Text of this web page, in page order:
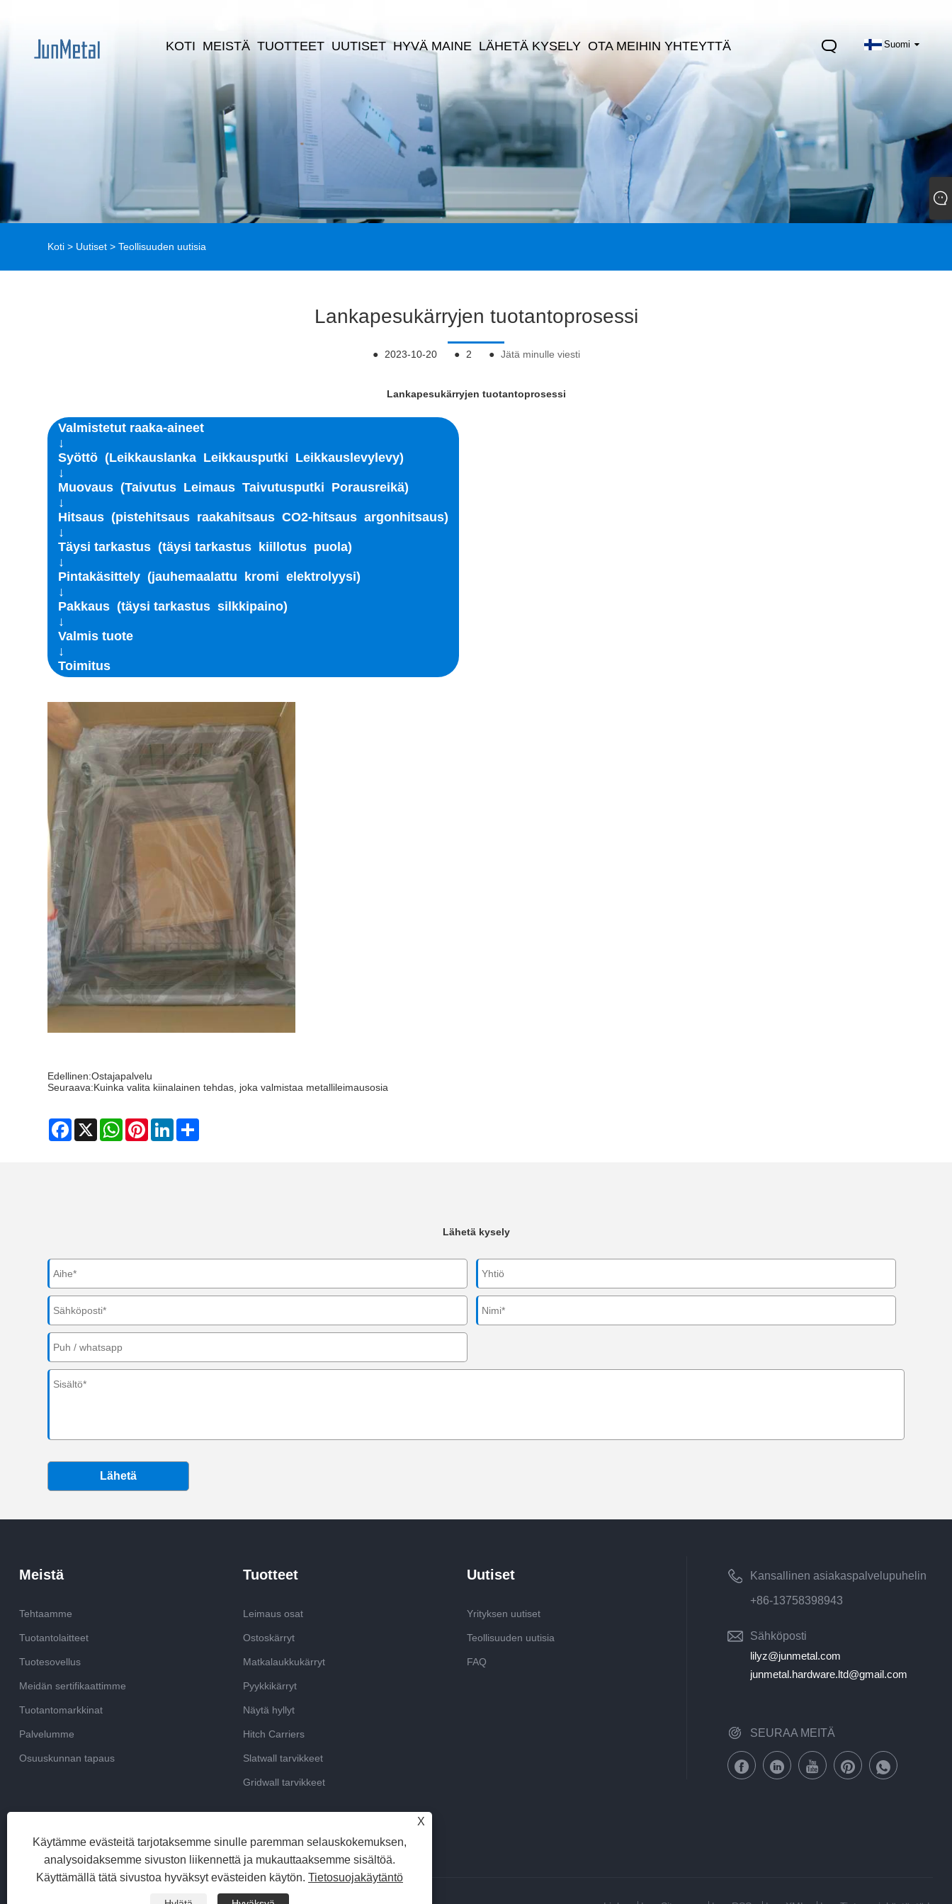
Suomi
KOTI MEISTÄ TUOTTEET UUTISET HYVÄ MAINE LÄHETÄ KYSELY OTA MEIHIN YHTEYTTÄ
Koti > Uutiset >Teollisuuden uutisia
Lankapesukärryjen tuotantoprosessi
● 2023-10-20 ● 2 ● Jätä minulle viesti
Lankapesukärryjen tuotantoprosessi
Valmistetut raaka-aineet
↓
Syöttö (Leikkauslanka Leikkausputki Leikkauslevylevy)
↓
Muovaus (Taivutus Leimaus Taivutusputki Porausreikä)
↓
Hitsaus (pistehitsaus raakahitsaus CO2-hitsaus argonhitsaus)
↓
Täysi tarkastus (täysi tarkastus kiillotus puola)
↓
Pintakäsittely (jauhemaalattu kromi elektrolyysi)
↓
Pakkaus (täysi tarkastus silkkipaino)
↓
Valmis tuote
↓
Toimitus
Edellinen:Ostajapalvelu
Seuraava:Kuinka valita kiinalainen tehdas, joka valmistaa metallileimausosia
Facebook
X WhatsAppPinterestLinkedIn
Lähetä kysely
Lähetä
Kansallinen asiakaspalvelupuhelin
+86-13758398943
Sähköposti
lilyz@junmetal.com
junmetal.hardware.ltd@gmail.com
SEURAA MEITÄ
Meistä
Tehtaamme
Tuotantolaitteet
Tuotesovellus
Meidän sertifikaattimme
Tuotantomarkkinat
Palvelumme
Osuuskunnan tapaus
Tuotteet
Leimaus osat
Ostoskärryt
Matkalaukkukärryt
Pyykkikärryt
Näytä hyllyt
Hitch Carriers
Slatwall tarvikkeet
Gridwall tarvikkeet
Uutiset
Yrityksen uutiset
Teollisuuden uutisia
FAQ
X
Käytämme evästeitä tarjotaksemme sinulle paremman selauskokemuksen,
analysoidaksemme sivuston liikennettä ja mukauttaaksemme sisältöä.
Käyttämällä tätä sivustoa hyväksyt evästeiden käytön. Tietosuojakäytäntö